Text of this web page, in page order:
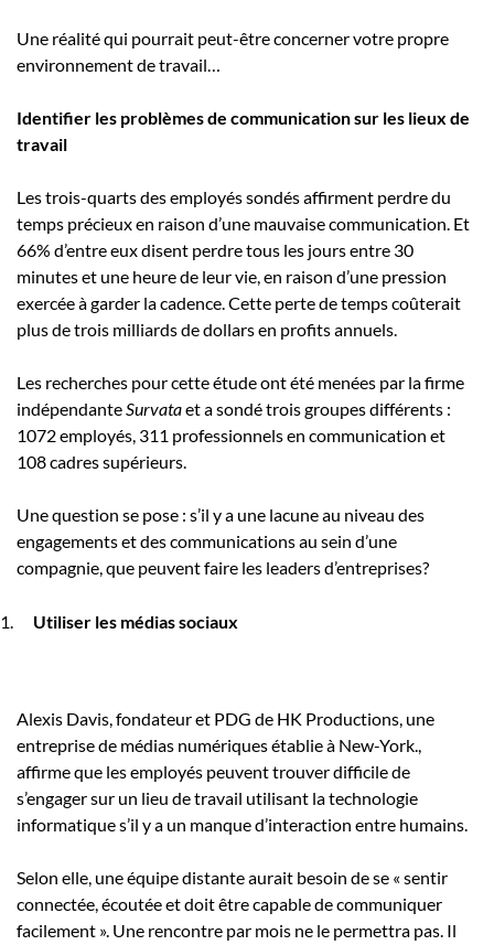
Une réalité qui pourrait peut-être concerner votre propre
environnement de travail…
Identifier les problèmes de communication sur les lieux de
travail
Les trois-quarts des employés sondés affirment perdre du
temps précieux en raison d’une mauvaise communication. Et
66% d’entre eux disent perdre tous les jours entre 30
minutes et une heure de leur vie, en raison d’une pression
exercée à garder la cadence. Cette perte de temps coûterait
plus de trois milliards de dollars en profits annuels.
Les recherches pour cette étude ont été menées par la firme
indépendanteSurvataet a sondé trois groupes différents :
1072 employés, 311 professionnels en communication et
108 cadres supérieurs.
Une question se pose : s’il y a une lacune au niveau des
engagements et des communications au sein d’une
compagnie, que peuvent faire les leaders d’entreprises?
Utiliser les médias sociaux
Alexis Davis, fondateur et PDG de HK Productions, une
entreprise de médias numériques établie à New-York.,
affirme que les employés peuvent trouver difficile de
s’engager sur un lieu de travail utilisant la technologie
informatique s’il y a un manque d’interaction entre humains.
Selon elle, une équipe distante aurait besoin de se « sentir
connectée, écoutée et doit être capable de communiquer
facilement ». Une rencontre par mois ne le permettra pas. Il